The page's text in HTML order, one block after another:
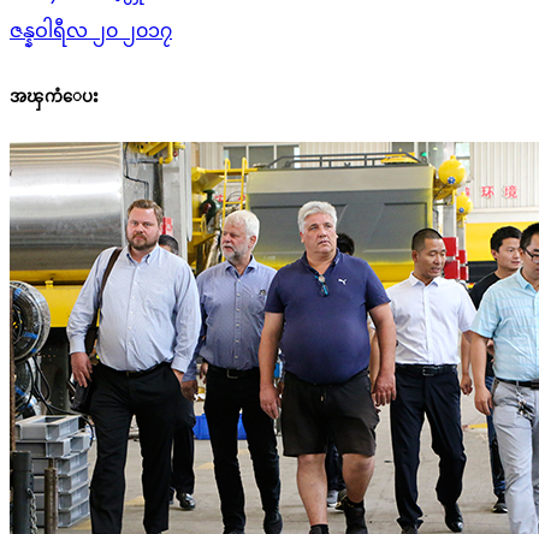
ဇန္နဝါရီလ ၂၀ ၂၀၁၇
အၾကံေပး